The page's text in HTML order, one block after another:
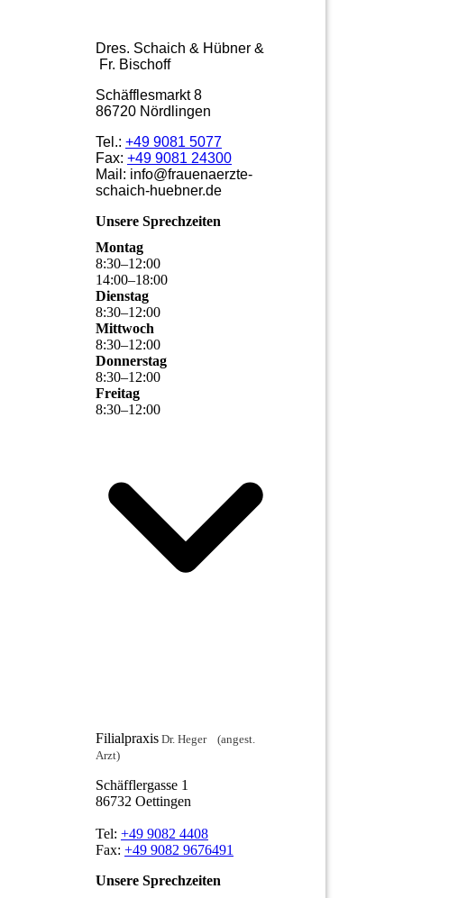
Dres. Schaich & Hübner &
Fr. Bischoff
Schäfflesmarkt 8
86720 Nördlingen
Tel.: +49 9081 5077
Fax: +49 9081 24300
Mail: info@frauenaerzte-
schaich-huebner.de
Unsere Sprechzeiten
Montag
8:30–12:00
14:00–18:00
Dienstag
8:30–12:00
Mittwoch
8:30–12:00
Donnerstag
8:30–12:00
Freitag
8:30–12:00
Filialpraxis Dr. Heger (angest.
Arzt)
Schäfflergasse 1
86732 Oettingen
Tel: +49 9082 4408
Fax: +49 9082 9676491
Unsere Sprechzeiten